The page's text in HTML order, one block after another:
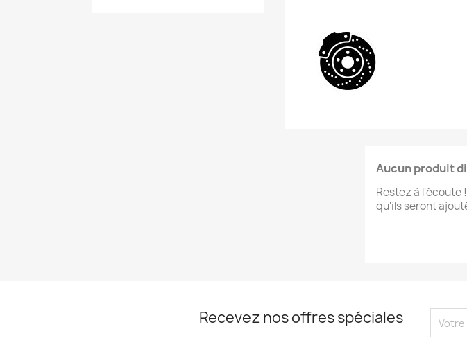
Aucun produit
Restez à l'écoute
qu'ils seront
Recevez nos offres spéciales